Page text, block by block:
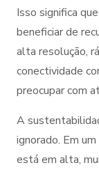
Isso significa
beneficiar de
alta resolução,
conectividade
preocupar com
A
ignorado. Em
está em alta,